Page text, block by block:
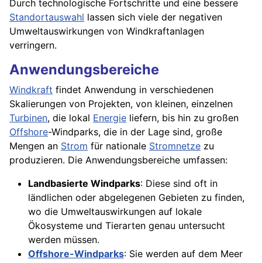
Durch technologische Fortschritte und eine bessere
Standortauswahl lassen sich viele der negativen
Umweltauswirkungen von Windkraftanlagen
verringern.
Anwendungsbereiche
Windkraft findet Anwendung in verschiedenen
Skalierungen von Projekten, von kleinen, einzelnen
Turbinen, die lokal Energie liefern, bis hin zu großen
Offshore-Windparks, die in der Lage sind, große
Mengen an Strom für nationale Stromnetze zu
produzieren. Die Anwendungsbereiche umfassen:
Landbasierte Windparks: Diese sind oft in
ländlichen oder abgelegenen Gebieten zu finden,
wo die Umweltauswirkungen auf lokale
Ökosysteme und Tierarten genau untersucht
werden müssen.
Offshore-Windparks: Sie werden auf dem Meer